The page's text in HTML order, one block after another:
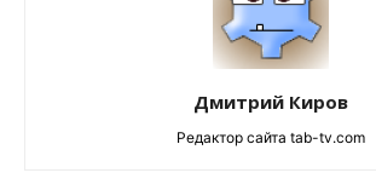
Дмитрий Киров
Редактор сайта tab-tv.com